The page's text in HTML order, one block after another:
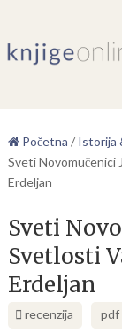
Početna / Istorija
Sveti Novomučenici
Erdeljan
Sveti
Svetlosti
Erdeljan
recenzija
pdf